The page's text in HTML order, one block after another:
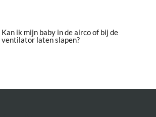
Kan ik mijn baby in de airco of bij de
ventilator laten slapen?